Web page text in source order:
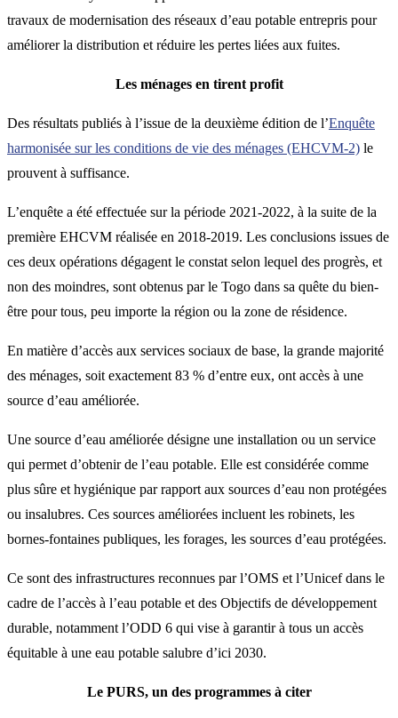
travaux de modernisation des réseaux d’eau potable entrepris pour
améliorer la distribution et réduire les pertes liées aux fuites.
Les ménages en tirent profit
Des résultats publiés à l’issue de la deuxième édition de l’Enquête
harmonisée sur les conditions de vie des ménages (EHCVM-2) le
prouvent à suffisance.
L’enquête a été effectuée sur la période 2021-2022, à la suite de la
première EHCVM réalisée en 2018-2019. Les conclusions issues de
ces deux opérations dégagent le constat selon lequel des progrès, et
non des moindres, sont obtenus par le Togo dans sa quête du bien-
être pour tous, peu importe la région ou la zone de résidence.
En matière d’accès aux services sociaux de base, la grande majorité
des ménages, soit exactement 83 % d’entre eux, ont accès à une
source d’eau améliorée.
Une source d’eau améliorée désigne une installation ou un service
qui permet d’obtenir de l’eau potable. Elle est considérée comme
plus sûre et hygiénique par rapport aux sources d’eau non protégées
ou insalubres. Ces sources améliorées incluent les robinets, les
bornes-fontaines publiques, les forages, les sources d’eau protégées.
Ce sont des infrastructures reconnues par l’OMS et l’Unicef dans le
cadre de l’accès à l’eau potable et des Objectifs de développement
durable, notamment l’ODD 6 qui vise à garantir à tous un accès
équitable à une eau potable salubre d’ici 2030.
Le PURS, un des programmes à citer